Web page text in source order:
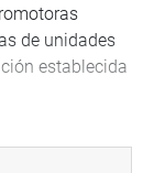
de unidades
establecida
inmobiliarios